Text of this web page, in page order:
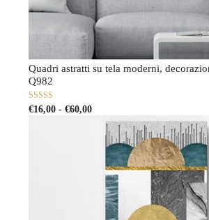
Quadri astratti su tela moderni,
Q982
0
€16,00 - €60,00Fascia
prezzo:
€16,00
€60,00
Questo
prodotto
varianti.
opzioni
possono
essere
scelte